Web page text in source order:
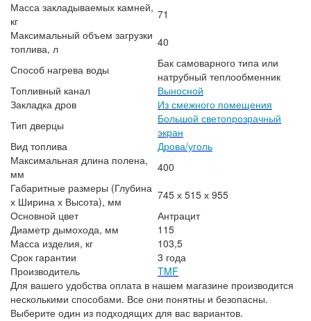
Масса закладываемых камней,
кг
71
Максимальный объем загрузки
топлива, л
40
Способ нагрева воды
Бак самоварного типа или
натрубный теплообменник
Топливный канал
Выносной
Закладка дров
Из смежного помещения
Тип дверцы
Большой светопрозрачный
экран
Вид топлива
Дрова/уголь
Максимальная длина полена,
мм
400
Габаритные размеры (Глубина
х Ширина х Высота), мм
745 х 515 х 955
Основной цвет
Антрацит
Диаметр дымохода, мм
115
Масса изделия, кг
103,5
Срок гарантии
3 года
Производитель
TMF
Для вашего удобства оплата в нашем магазине производится
несколькими способами. Все они понятны и безопасны.
Выберите один из подходящих для вас вариантов.